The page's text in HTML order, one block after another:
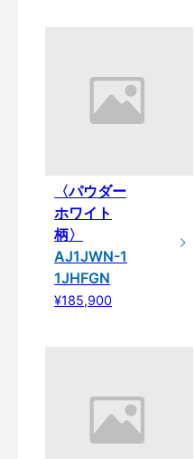
〈パウダー
ホワイト
柄〉
AJ1JWN-1
1JHFGN
¥185,900